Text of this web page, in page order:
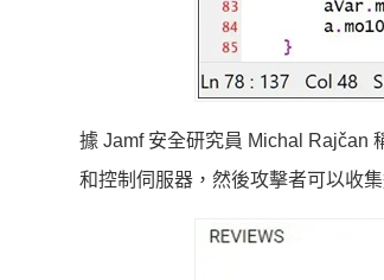
據 Jamf 安全研究員 Michal Rajčan
和控制伺服器，然後攻擊者可以收集